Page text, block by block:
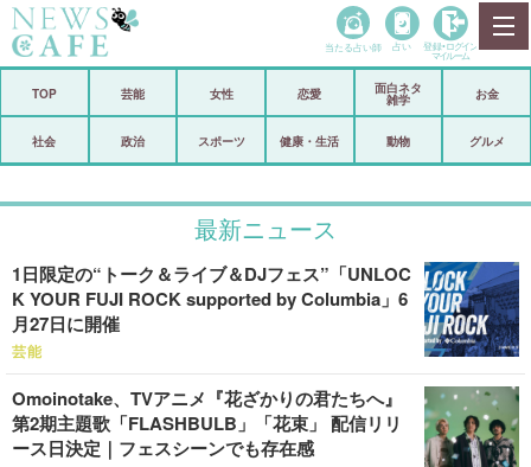
政治
スポーツ
恋愛 ビックリ
コメントポスト
リリース ショップ
登録・ログイン/マイルーム
当たる占い師 占い 登録• ログイン
マイルーム
TOP 芸能 女性 恋愛
面白ネタ
雑学
お金
社会 政治 スポーツ 健康・生活 動物 グルメ
最新ニュース
1日限定の“トーク＆ライブ＆DJフェス”「UNLOC
K YOUR FUJI ROCK supported by Columbia」6
月27日に開催
芸能
Omoinotake、TVアニメ『花ざかりの君たちへ』
第2期主題歌「FLASHBULB」「花束」 配信リリ
ース日決定｜フェスシーンでも存在感